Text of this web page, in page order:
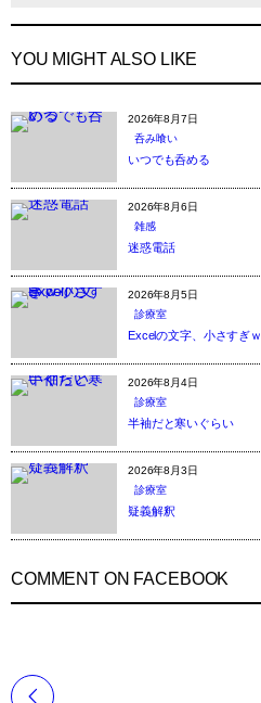
YOU MIGHT ALSO LIKE
2026年8月7日
呑み喰い
いつでも呑める
2026年8月6日
雑感
迷惑電話
2026年8月5日
診療室
Excelの文字、小さすぎｗ
2026年8月4日
診療室
半袖だと寒いぐらい
2026年8月3日
診療室
疑義解釈
COMMENT ON FACEBOOK